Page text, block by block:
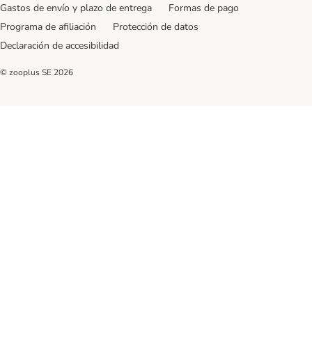
Gastos de envío y plazo de entrega
Formas de pago
Programa de afiliación
Protección de datos
Declaración de accesibilidad
© zooplus SE 2026